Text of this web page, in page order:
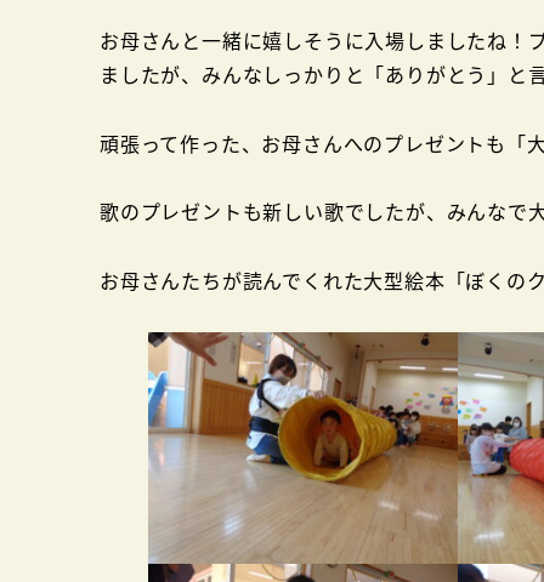
お母さんと一緒に嬉しそうに入場しましたね！
ましたが、みんなしっかりと「ありがとう」と
頑張って作った、お母さんへのプレゼントも「
歌のプレゼントも新しい歌でしたが、みんなで
お母さんたちが読んでくれた大型絵本「ぼくの